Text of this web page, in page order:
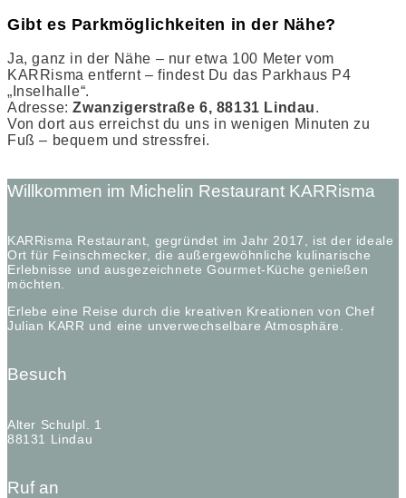
Gibt es Parkmöglichkeiten in der Nähe?
Ja, ganz in der Nähe – nur etwa 100 Meter vom
KARRisma entfernt – findest Du das Parkhaus P4
„Inselhalle“.
Adresse:Zwanzigerstraße 6, 88131 Lindau.
Von dort aus erreichst du uns in wenigen Minuten zu
Fuß – bequem und stressfrei.
Willkommen im Michelin Restaurant KARRisma
KARRisma Restaurant, gegründet im Jahr 2017, ist der ideale
Ort für Feinschmecker, die außergewöhnliche kulinarische
Erlebnisse und ausgezeichnete Gourmet-Küche genießen
möchten.
Erlebe eine Reise durch die kreativen Kreationen von Chef
Julian KARR und eine unverwechselbare Atmosphäre.
Besuch
Alter Schulpl. 1
88131 Lindau
Ruf an